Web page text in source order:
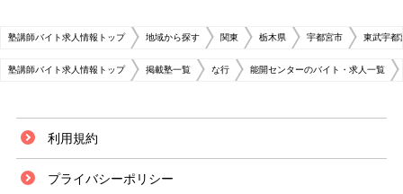
塾講師バイト求人情報トップ 地域から探す 関東 栃木県 宇都宮市 東武宇都
塾講師バイト求人情報トップ 掲載塾一覧 な行 能開センターのバイト・求人一覧
利用規約
プライバシーポリシー